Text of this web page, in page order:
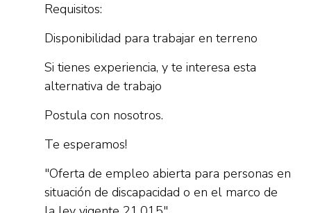
Requisitos:
Disponibilidad para trabajar en terreno
Si tienes experiencia, y te interesa esta
alternativa de trabajo
Postula con nosotros.
Te esperamos!
"Oferta de empleo abierta para personas en
situación de discapacidad o en el marco de